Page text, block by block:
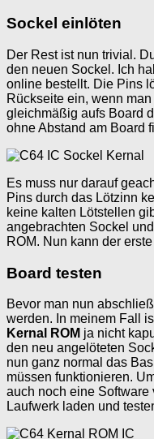
Sockel einlöten
Der Rest ist nun trivial.
den neuen Sockel. Ich
online bestellt. Die Pins
Rückseite ein, wenn
gleichmäßig aufs Board
ohne Abstand am Board
Es muss nur darauf
Pins durch das Lötzinn
keine kalten Lötstellen
angebrachten Sockel
ROM. Nun kann der
Board testen
Bevor man nun
werden. In meinem Fall
Kernal ROM ja nicht
den neu angelöteten
nun ganz normal das
müssen funktionieren.
auch noch eine
Laufwerk laden und